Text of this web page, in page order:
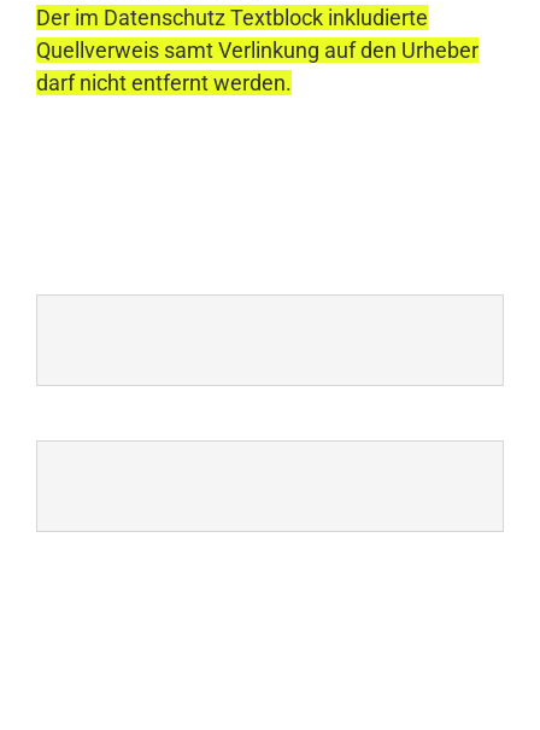
Der im Datenschutz Textblock inkludierte
Quellverweis samt Verlinkung auf den Urheber
darf nicht entfernt werden.